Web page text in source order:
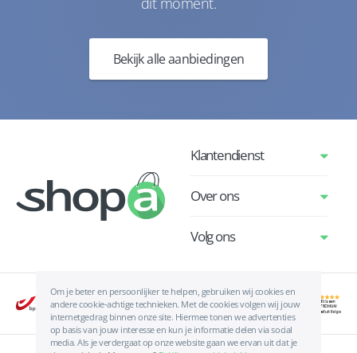
Bekijk alle aanbiedingen
Om je beter en persoonlijker te helpen, gebruiken wij cookies en
andere cookie-achtige technieken. Met de cookies volgen wij jouw
internetgedrag binnen onze site. Hiermee tonen we advertenties
op basis van jouw interesse en kun je informatie delen via social
media. Als je verdergaat op onze website gaan we ervan uit dat je
Klantendienst
Over ons
Volg ons